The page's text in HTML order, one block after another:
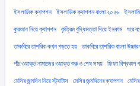
ইসলামিক ক্যাপশন ইসলামিক ক্যাপশন বাংলা ২০২৬
কুরআন নিয়ে ক্যাপশন কৃত্রিম বুদ্ধিমত্তা দিয়ে ইনকাম ঘরে
তাকবিরে তাশরিক কখন পড়তে হয় তাকবিরে তাশরিক বাংলা
পাঁচ ওয়াক্ত নামাজের ওয়াক্ত শুরু ও শেষ সময় ফিফা বিশ্বকাপ
মেসির জন্মদিন নিয়ে স্ট্যাটাস মেসির জন্মদিনের ক্যাপশন